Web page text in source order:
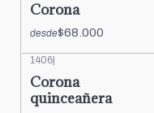
Corona
desde$68.000
1406
Corona
quinceañera